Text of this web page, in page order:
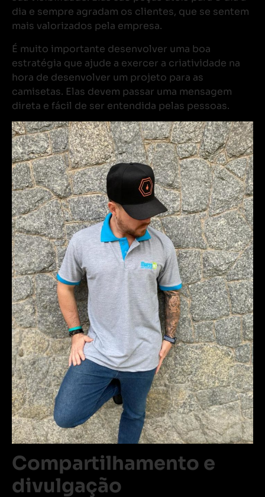
dia e sempre agradam os clientes, que se sentem
mais valorizados pela empresa.
É muito importante desenvolver uma boa
estratégia que ajude a exercer a criatividade na
hora de desenvolver um projeto para as
camisetas. Elas devem passar uma mensagem
direta e fácil de ser entendida pelas pessoas.
Compartilhamento e
divulgação